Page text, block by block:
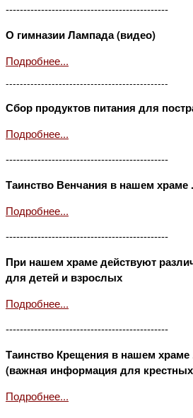
----------------------------------------------
О гимназии Лампада (видео)
Подробнее...
----------------------------------------------
Сбор продуктов питания для
Подробнее...
----------------------------------------------
Таинство Венчания в нашем храме
Подробнее...
----------------------------------------------
При нашем храме действуют
для детей и взрослых
Подробнее...
----------------------------------------------
Таинство Крещения в нашем храме
(важная информация для
Подробнее...